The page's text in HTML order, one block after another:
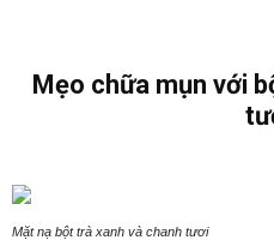
Mẹo chữa mụn với
Mặt nạ bột trà xanh và chanh tươi